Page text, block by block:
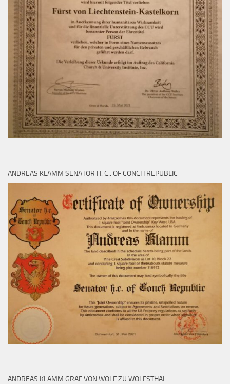
ANDREAS KLAMM SENATOR H. C.. OF CONCH REPUBLIC
ANDREAS KLAMM GRAF VON WOLF ZU WOLFSTHAL